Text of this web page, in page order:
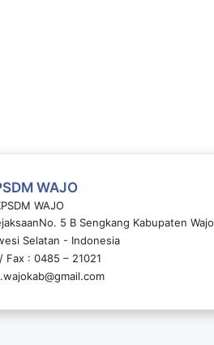
WAJO
5 B Sengkang Kabupaten Wajo
Selatan - Indonesia
Fax : 0485 – 21021